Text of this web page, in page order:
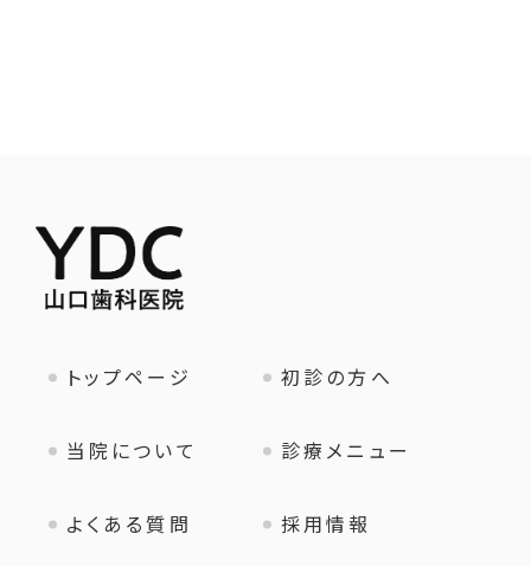
トップページ 初診の方へ
当院について 診療メニュー
よくある質問 採用情報